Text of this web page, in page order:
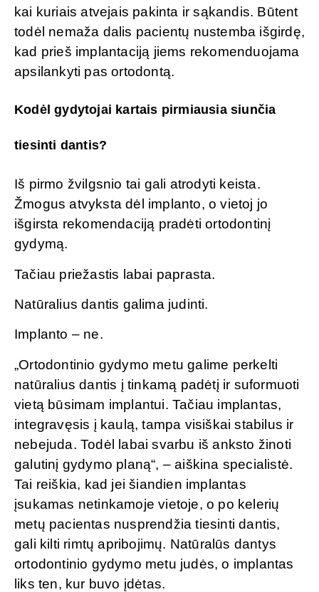
kai kuriais atvejais pakinta ir sąkandis. Būtent
todėl nemaža dalis pacientų nustemba išgirdę,
kad prieš implantaciją jiems rekomenduojama
apsilankyti pas ortodontą.
Kodėl gydytojai kartais pirmiausia siunčia
tiesinti dantis?
Iš pirmo žvilgsnio tai gali atrodyti keista.
Žmogus atvyksta dėl implanto, o vietoj jo
išgirsta rekomendaciją pradėti ortodontinį
gydymą.
Tačiau priežastis labai paprasta.
Natūralius dantis galima judinti.
Implanto – ne.
„Ortodontinio gydymo metu galime perkelti
natūralius dantis į tinkamą padėtį ir suformuoti
vietą būsimam implantui. Tačiau implantas,
integravęsis į kaulą, tampa visiškai stabilus ir
nebejuda. Todėl labai svarbu iš anksto žinoti
galutinį gydymo planą“, – aiškina specialistė.
Tai reiškia, kad jei šiandien implantas
įsukamas netinkamoje vietoje, o po kelerių
metų pacientas nusprendžia tiesinti dantis,
gali kilti rimtų apribojimų. Natūralūs dantys
ortodontinio gydymo metu judės, o implantas
liks ten, kur buvo įdėtas.